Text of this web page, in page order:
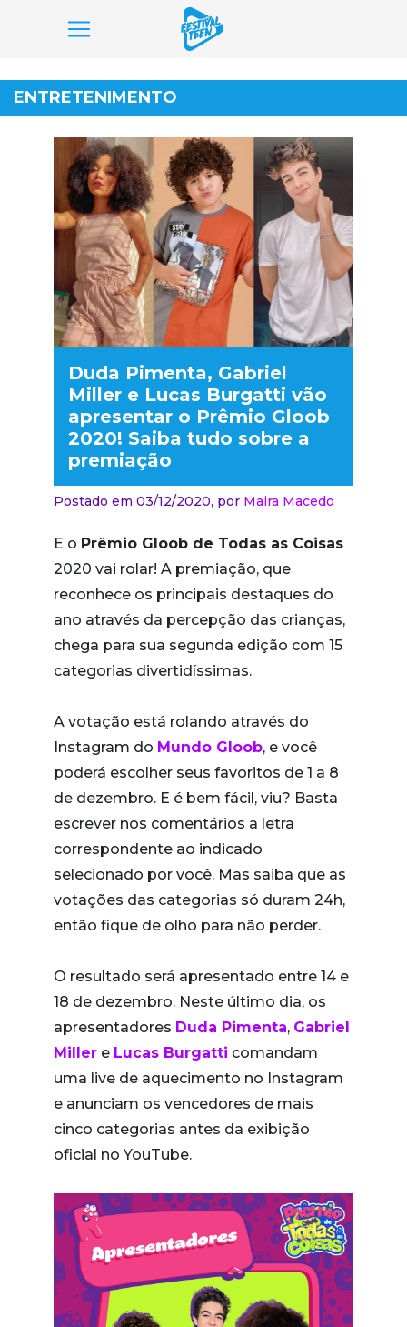
para
o
conteúdo
ENTRETENIMENTO
Duda Pimenta, Gabriel
Miller e Lucas Burgatti vão
apresentar o Prêmio Gloob
2020! Saiba tudo sobre a
premiação
Postado em 03/12/2020, por Maira Macedo
E o Prêmio Gloob de Todas as Coisas
2020 vai rolar! A premiação, que
reconhece os principais destaques do
ano através da percepção das crianças,
chega para sua segunda edição com 15
categorias divertidíssimas.
A votação está rolando através do
Instagram do Mundo Gloob, e você
poderá escolher seus favoritos de 1 a 8
de dezembro. E é bem fácil, viu? Basta
escrever nos comentários a letra
correspondente ao indicado
selecionado por você. Mas saiba que as
votações das categorias só duram 24h,
então fique de olho para não perder.
O resultado será apresentado entre 14 e
18 de dezembro. Neste último dia, os
apresentadores Duda Pimenta, Gabriel
Miller e Lucas Burgatti comandam
uma live de aquecimento no Instagram
e anunciam os vencedores de mais
cinco categorias antes da exibição
oficial no YouTube.